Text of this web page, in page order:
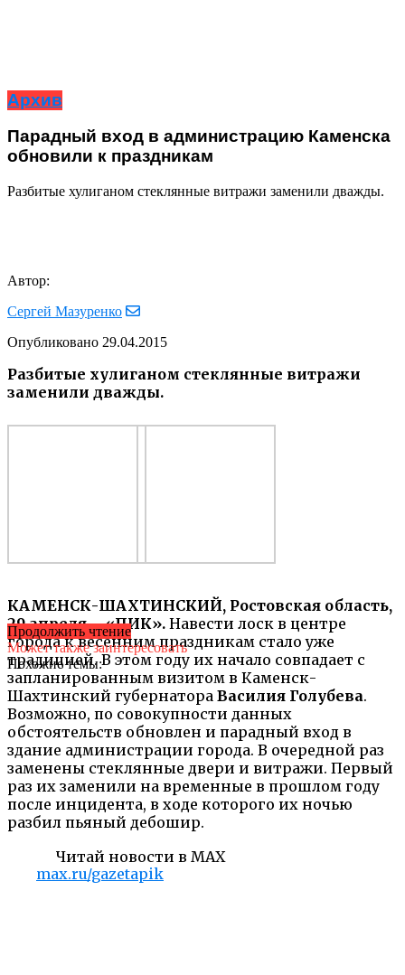
Архив
Парадный вход в администрацию Каменска
обновили к праздникам
Разбитые хулиганом стеклянные витражи заменили дважды.
Автор:
Сергей Мазуренко
Опубликовано 29.04.2015
Разбитые хулиганом стеклянные витражи
заменили дважды.
КАМЕНСК-ШАХТИНСКИЙ, Ростовская область,
29 апреля – «ПИК». Навести лоск в центре
города к весенним праздникам стало уже
традицией. В этом году их начало совпадает с
запланированным визитом в Каменск-
Шахтинский губернатора Василия Голубева.
Возможно, по совокупности данных
обстоятельств обновлен и парадный вход в
здание администрации города. В очередной раз
заменены стеклянные двери и витражи. Первый
раз их заменили на временные в прошлом году
после инцидента, в ходе которого их ночью
разбил пьяный дебошир.
Читай новости в MAX
max.ru/gazetapik
Продолжить чтение
Может также заинтересовать
Похожие темы: